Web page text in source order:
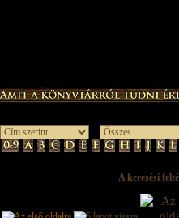
A keresési